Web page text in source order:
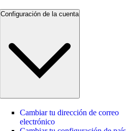
Configuración de la cuenta
Cambiar tu dirección de correo
electrónico